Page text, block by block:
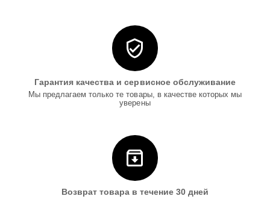
Гарантия качества и сервисное обслуживание
Мы предлагаем только те товары, в качестве которых мы
уверены
Возврат товара в течение 30 дней